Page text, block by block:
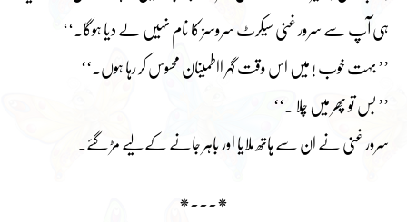
ہی آپ سے سرور غنی سیکرٹ سروسز کا نام نہیں لے دیا ہوگا۔‘‘
’’ بہت خوب ! میں اس وقت گہر ااطمینان محسوس کر رہا ہوں۔‘‘
’’ بس تو پھر میں چلا ۔‘‘
سرور غنی نے ان سے ہاتھ ملایا اور باہر جانے کے لیے مڑ گئے۔
*۔۔۔*